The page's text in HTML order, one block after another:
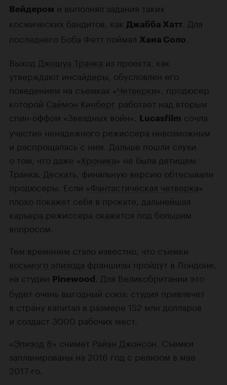
Вейдером и выполнял задания таких
космических бандитов, как Джабба Хатт . Для
последнего Боба Фетт поймал Хана Соло
Выход Джошуа Транка из проекта, как
утверждают инсайдеры, обусловлен его
поведением на съемках «Четверки», продюсер
которой Саймон Кинберг работает над вторым
спин-оффом «Звездных войн».
Lucasfilm сочла
участие ненадежного режиссера невозможным
и распрощалась с ним. Дальше пошли слухи
о том, что даже «Хроника» не была детищем
Транка. Дескать, финальную версию обтесывали
продюсеры. Если «Фантастическая четверка»
плохо покажет себя в прокате, дальнейшая
карьера режиссера окажется под большим
вопросом.
Тем временем стало известно, что съемки
восьмого эпизода франшизы пройдут в Лондоне,
на студии Pinewood
. Для Великобритании это
будет очень выгодный союз: студия привлечет
в страну капитал в размере 152 млн долларов
и создаст 3000 рабочих мест.
«Эпизод 8» снимет Райан Джонсон . Съемки
запланированы на 2016 год с релизом в мае
2017-го.